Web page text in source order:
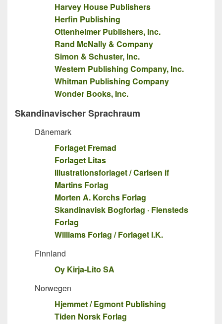
Harvey House Publishers
Herfin Publishing
Ottenheimer Publishers, Inc.
Rand McNally & Company
Simon & Schuster, Inc.
Western Publishing Company, Inc.
Whitman Publishing Company
Wonder Books, Inc.
Skandinavischer Sprachraum
Dänemark
Forlaget Fremad
Forlaget Litas
Illustrationsforlaget / Carlsen if
Martins Forlag
Morten A. Korchs Forlag
Skandinavisk Bogforlag · Flensteds
Forlag
Williams Forlag / Forlaget I.K.
Finnland
Oy Kirja-Lito SA
Norwegen
Hjemmet / Egmont Publishing
Tiden Norsk Forlag